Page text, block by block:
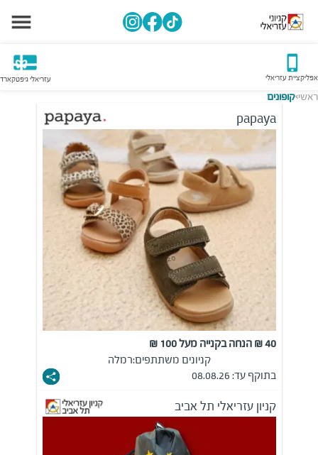
אפליקציית עזריאלי עזריאלי גיפטקארד
ראשי>קופונים
papaya
40 ₪ הנחה בקנייה מעל 100 ₪
קניונים משתתפים:רמלה
בתוקף עד: 08.08.26
קניון עזריאלי תל אביב